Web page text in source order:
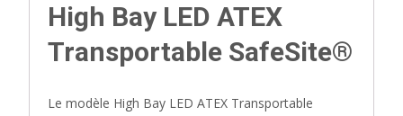
High Bay LED ATEX
Transportable SafeSite®
Le modèle High Bay LED ATEX Transportable